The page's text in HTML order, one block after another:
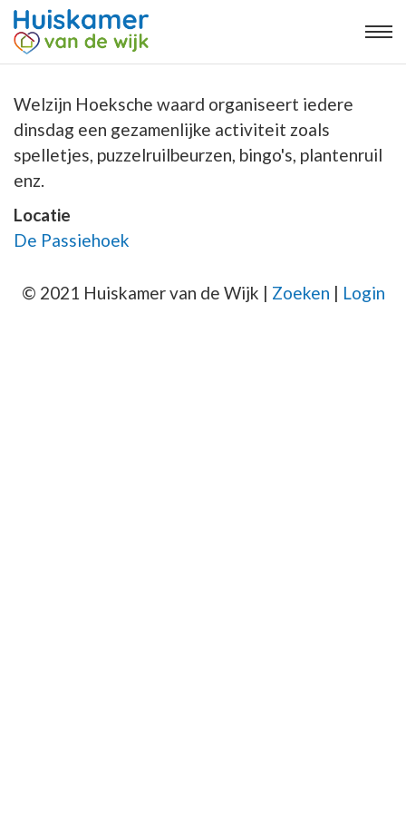
Welzijn Hoeksche waard organiseert iedere
dinsdag een gezamenlijke activiteit zoals
spelletjes, puzzelruilbeurzen, bingo's, plantenruil
enz.
Locatie
De Passiehoek
© 2021 Huiskamer van de Wijk | Zoeken | Login